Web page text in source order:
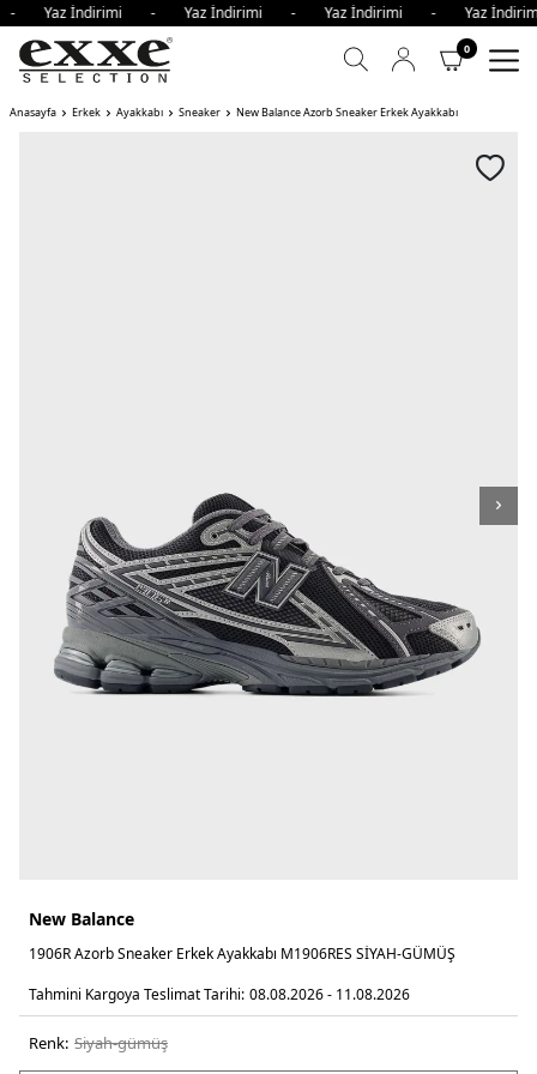
- Yaz İndirimi - Yaz İndirimi - Yaz İndirimi - Yaz
0
Anasayfa Erkek Ayakkabı Sneaker New Balance Azorb Sneaker Erkek Ayakkabı
New Balance
1906R Azorb Sneaker Erkek Ayakkabı M1906RES SİYAH-GÜMÜŞ
Tahmini Kargoya Teslimat Tarihi: 08.08.2026 - 11.08.2026
Renk: si̇yah-gümüş